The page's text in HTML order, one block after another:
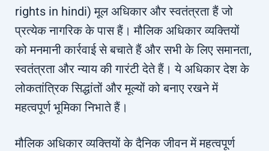
rights in hindi) मूल अधिकार और स्वतंत्रता हैं जो
प्रत्येक नागरिक के पास हैं। मौलिक अधिकार व्यक्तियों
को मनमानी कार्रवाई से बचाते हैं और सभी के लिए समानता,
स्वतंत्रता और न्याय की गारंटी देते हैं। ये अधिकार देश के
लोकतांत्रिक सिद्धांतों और मूल्यों को बनाए रखने में
महत्वपूर्ण भूमिका निभाते हैं।
मौलिक अधिकार व्यक्तियों के दैनिक जीवन में महत्वपूर्ण